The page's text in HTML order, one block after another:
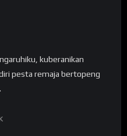
kubеrаnіkаn
реѕtа remaja bertopeng